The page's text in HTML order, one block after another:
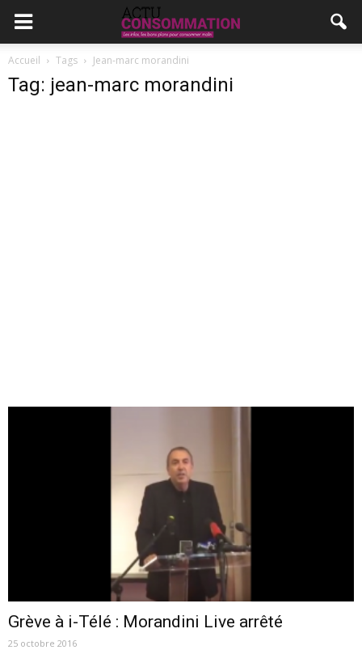
Accueil Tags Jean-marc morandini
Tag: jean-marc morandini
Grève à i-Télé : Morandini Live arrêté
25 octobre 2016